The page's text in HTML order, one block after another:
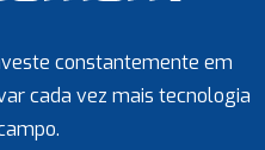
constantemente em
cada vez mais tecnologia